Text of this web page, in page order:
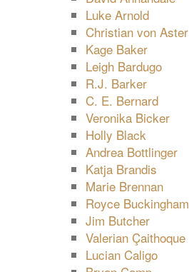
Luke Arnold
Christian von Aster
Kage Baker
Leigh Bardugo
R.J. Barker
C. E. Bernard
Veronika Bicker
Holly Black
Andrea Bottlinger
Katja Brandis
Marie Brennan
Royce Buckingham
Jim Butcher
Valerian Çaithoque
Lucian Caligo